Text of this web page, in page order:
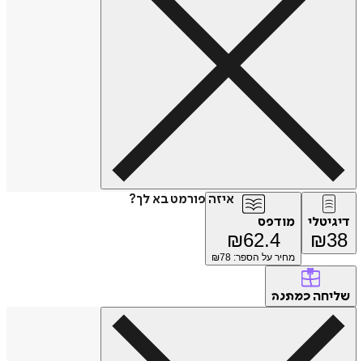
איזה פורמט בא לך?
דיגיטלי
₪38
מודפס
₪62.4
מחיר על הספר: ₪ 78
שליחה כמתנה